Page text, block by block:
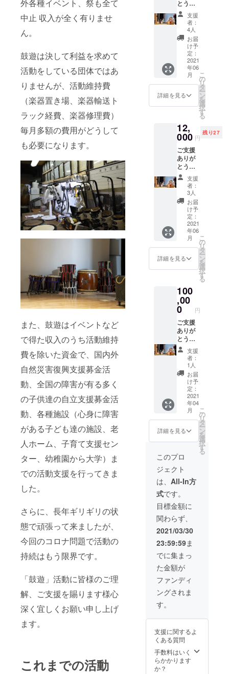
外各種イベント、祭も全て
中止 収入が全く有りませ
ん。
鼓遊は決して利益を求めて
活動をしている団体ではあ
りませんが、活動維持費
（楽器置き場、楽器輸送ト
ラック経費、楽器修理費）
毎月多額の費用がどうして
も必要になります。
また、鼓遊はイベントなど
で得た収入のうち活動維持
費を除いた資金で、国内外
自然災害復興支援募金活
動、全国の障害が有る多く
の子供達の自立支援募金活
動、各種施設（心身に障害
がある子ども達の施設、老
人ホーム、子育て支援セン
ター、幼稚園から大学）ま
での活動支援を行ってきま
した。
さらに、長年ギリギリの状
態で頑張って来ましたが、
今回のコロナ問題で活動の
持続はもう限界です。
「鼓遊」活動に皆様のご理
解、ご支援を賜ります様心
深く宜しくお願い申し上げ
ます。
これまでの活動
駒沢女
子大学
（〒
206-
8511 東
京都稲
城市坂
浜238）
※新型コ
ロナ
ウィル
ス感染
期・中
止の可
能性が
ありま
す。 ご
理解ご
了承の
ほどよ
ろしく
お願い
いたし
ます。
とうご
ざいま
す。 お
礼状を
お送り
させて
いただ
きま
す。 ・
演奏会
にご招
待しま
す（1
名） 日
2021年
6月13日
（日）
14:00～
会場：
駒沢女
子大学
（〒
206-
8511 東
京都稲
城市坂
浜238）
※新型コ
ロナ
ウィル
ス感染
期・中
止の可
能性が
ありま
す。 ご
理解ご
了承の
ほどよ
ろしく
お願い
いたし
ます。
・鼓遊
オリジ
ナルデ
ザインT
シャツ
をご提
遊で、
毎年開
催して
いる
チャリ
ティー
コン
サート
で販売
してい
る、 オ
リジナ
ルTシャ
ツを1枚
ご提供
しま
す。 ※
サイズ
さい。
支援
者：
4人
お届
け予
定：
2021
年06
月
詳細を見る
こ
の
リ
タ
ー
ン
を
選
択
す
る
12,
000 円
残り27
ご支援
ありが
とうご
ざいま
す。 お
礼状を
お送り
させて
いただ
きま
す。 ・
演奏会
にご招
待しま
す（1
名） 日
2021年
6月13日
（日）
14:00～
会場：
駒沢女
子大学
（〒
206-
8511 東
京都稲
城市坂
浜238）
※新型コ
ロナ
ウィル
ス感染
拡大に
より、
今後延
期・中
止の可
能性が
ありま
す。 ご
理解ご
了承の
ほどよ
ろしく
お願い
いたし
ます。
・鼓遊
オリジ
ナルデ
ザインT
シャツ
をご提
遊で、
催して
いる
チャリ
ティー
コン
支援
者：
3人
お届
け予
定：
2021
年06
月
詳細を見る
こ
の
リ
タ
ー
ン
を
選
択
す
る
100
,00
0 円
ご支援
ありが
とうご
ざいま
す。 お
礼状を
お送り
させて
いただ
きま
す。 ・
ご希望
の会場
にて演
奏会を
開催し
ます（1
回） 鼓
遊のメ
ンバー
が訪問
させて
いただ
き、演
奏会を
開催し
ます。
※会場の
準備、
会場費
の支払
いなど
は、ご
支援者
ます。
郊以外
の場合
には交
通費な
どが発
支援
者：
1人
お届
け予
定：
2021
年04
月
詳細を見る
こ
の
リ
タ
ー
ン
を
選
択
す
る
このプロ
ジェクト
は、 All-In方
式です。
目標金額に
関わらず、
2021/03/30
23:59:59ま
でに集まっ
た金額が
ファンディ
ングされま
す。
支援に関するよ
くある質問
手数料はいく
らかかります
か？